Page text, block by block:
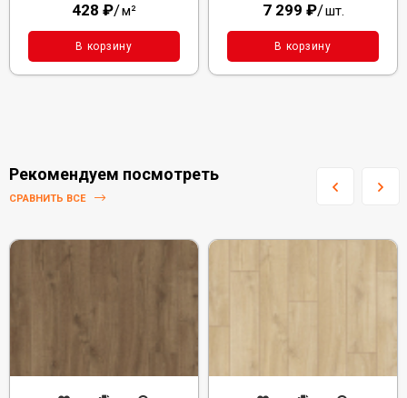
428 ₽/м²
В корзину
7 299 ₽/шт.
В корзину
Рекомендуем посмотреть
СРАВНИТЬ ВСЕ